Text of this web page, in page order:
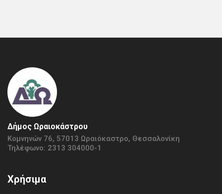
Δήμος Ωραιοκάστρου
Κομνηνών 76, 57013 Ωραιόκαστρο, Θεσσαλονίκη
Τηλέφωνο: 2313 304000-1
Χρήσιμα